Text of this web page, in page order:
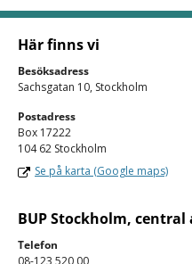
Här finns vi
Besöksadress
Sachsgatan 10, Stockholm
Postadress
Box 17222
104 62 Stockholm
Se på karta (Google maps)
BUP Stockholm,
Telefon
08-123 520 00